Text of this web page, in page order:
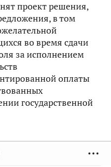
проект решения,
в том
во время сдачи
за исполнением
оплаты
государственной